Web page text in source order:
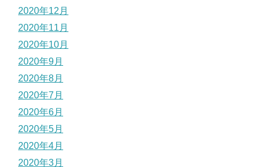
2020年12月
2020年11月
2020年10月
2020年9月
2020年8月
2020年7月
2020年6月
2020年5月
2020年4月
2020年3月